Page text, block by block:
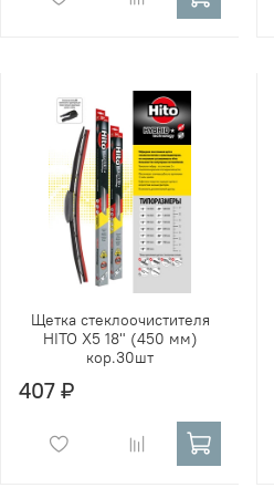
Щетка стеклоочистителя
HITO X5 18" (450 мм)
кор.30шт
407 ₽